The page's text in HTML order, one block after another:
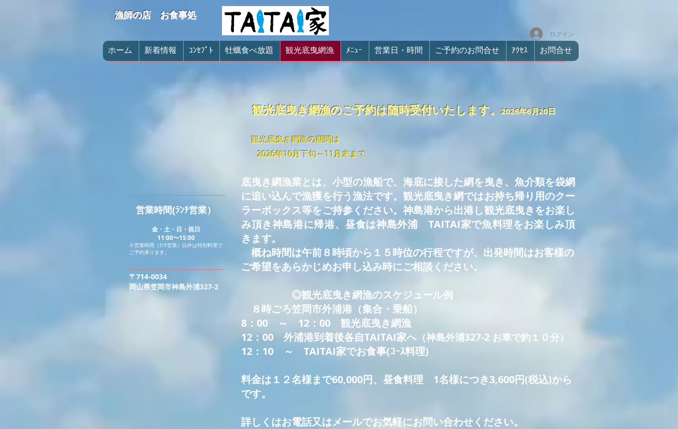
漁師の店 お食事処
ホーム 新着情報 ｺﾝｾﾌﾟﾄ 牡蠣食べ放題 観光底曳網漁 ﾒﾆｭｰ 営業日・時間 ご予約のお問合せ ｱｸｾｽ お問合せ
ログイン
営業時間(ﾗﾝﾁ営業）
金・土・日・祝日
11:00〜15:00
※営業時間（ﾗﾝﾁ営業）以外は特別料理で
ご予約承ります。
〒714-0034
​岡山県笠岡市神島外浦327-2
観光底曳き網漁のご予約は随時受付いたします。2026年6月20日
観光底曳き網漁の期間は
2026年10月下旬～11月末まで
底曳き網漁業とは、小型の漁船で、海底に接した網を曳き、魚介類を袋網
に追い込んで漁獲を行う漁法です。観光底曳き網ではお持ち帰り用のクー
ラーボックス等をご持参ください。神島港から出港し観光底曳きをお楽し
み頂き神島港に帰港、昼食は神島外浦 TAITAI家で魚料理をお楽しみ頂
きます。
概ね時間は午前８時頃から１５時位の行程ですが、出発時間はお客様の
ご希望をあらかじめお申し込み時にご相談ください。
◎観光底曳き網漁のスケジュール例
８時ごろ笠岡市外浦港（集合・乗船）
8：00 ～ 12：00 観光底曳き網漁
12：00 外浦港到着後各自TAITAI家へ （神島外浦327-2 お車で約１０分）
12：10 ～ TAITAI家でお食事(ｺｰｽ料理)
料金は１２名様まで60,000円、昼食料理 1名様につき3,600円(税込)から
です。
詳しくはお電話又はメールでお気軽にお問い合わせください。